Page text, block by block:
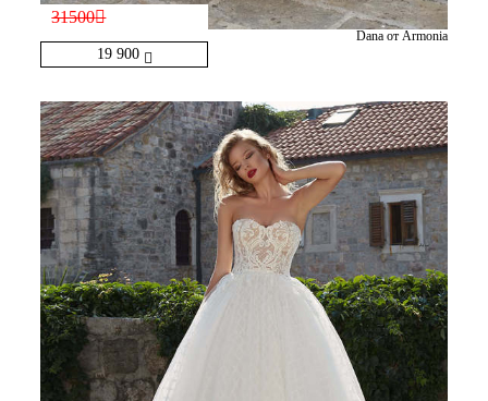
19 900
31500
Dana от Armonia